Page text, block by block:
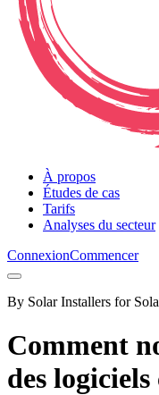
À propos
Études de cas
Tarifs
Analyses du secteur
ConnexionCommencer
By Solar Installers for
Comment
des